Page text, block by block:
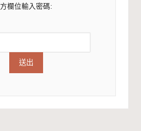
方欄位輸入密碼: